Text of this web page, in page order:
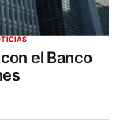
el Banco